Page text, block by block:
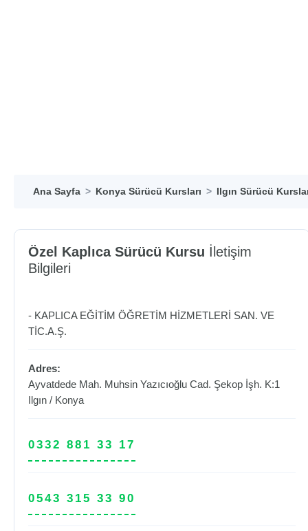
Ana Sayfa Konya Sürücü Kursları Ilgın Sürücü
Özel Kaplıca Sürücü Kursu İletişim
Bilgileri
- KAPLICA EĞİTİM ÖĞRETİM HİZMETLERİ SAN. VE
TİC.A.Ş.
Adres:
Ayvatdede Mah. Muhsin Yazıcıoğlu Cad. Şekop İşh. K:1
Ilgın / Konya
0332 881 33 17
0543 315 33 90